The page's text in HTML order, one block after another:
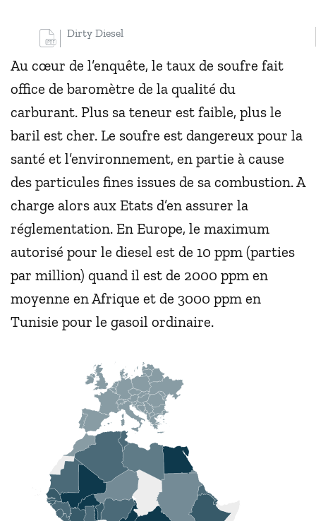
Dirty Diesel
Au cœur de l’enquête, le taux de soufre fait
office de baromètre de la qualité du
carburant. Plus sa teneur est faible, plus le
baril est cher. Le soufre est dangereux pour la
santé et l’environnement, en partie à cause
des particules fines issues de sa combustion. A
charge alors aux Etats d’en assurer la
réglementation. En Europe, le maximum
autorisé pour le diesel est de 10 ppm (parties
par million) quand il est de 2000 ppm en
moyenne en Afrique et de 3000 ppm en
Tunisie pour le gasoil ordinaire.